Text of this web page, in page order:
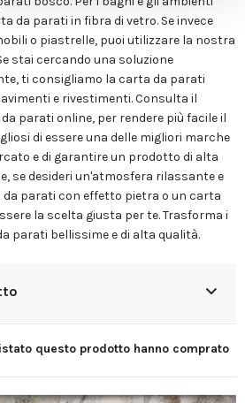
da parati in fibra di vetro. Se invece
o piastrelle, puoi utilizzare la nostra
stai cercando una soluzione
ti consigliamo la carta da parati
e rivestimenti. Consulta il
parati online, per rendere più facile il
di essere una delle migliori marche
e di garantire un prodotto di alta
se desideri un'atmosfera rilassante e
parati con effetto pietra o un carta
la scelta giusta per te. Trasforma i
parati bellissime e di alta qualità.
questo prodotto hanno comprato